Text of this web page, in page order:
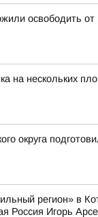
освободить
на нескольких
округа
регион» в
Россия Игорь